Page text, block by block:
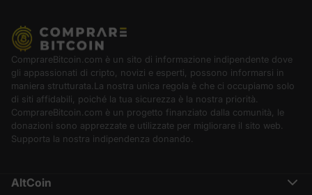
ComprareBitcoin.com è un sito di informazione indipendente dove
gli appassionati di cripto, novizi e esperti, possono informarsi in
maniera strutturata.La nostra unica regola è che ci occupiamo solo
di siti affidabili, poiché la tua sicurezza è la nostra priorità.
ComprareBitcoin.com è un progetto finanziato dalla comunità, le
donazioni sono apprezzate e utilizzate per migliorare il sito web.
Supporta la nostra indipendenza donando.
AltCoin